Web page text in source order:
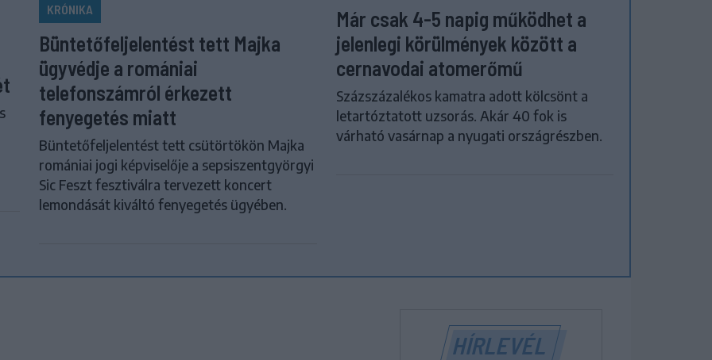
KRÓNIKA
Büntetőfeljelentést tett Majka
ügyvédje a romániai
telefonszámról érkezett
fenyegetés miatt
Büntetőfeljelentést tett csütörtökön Majka
romániai jogi képviselője a sepsiszentgyörgyi
Sic Feszt fesztiválra tervezett koncert
lemondását kiváltó fenyegetés ügyében.
Már csak 4-5 napig működhet a
jelenlegi körülmények között a
cernavodai atomerőmű
Százszázalékos kamatra adott kölcsönt a
letartóztatott uzsorás. Akár 40 fok is
várható vasárnap a nyugati országrészben.
HÍRLEVÉL